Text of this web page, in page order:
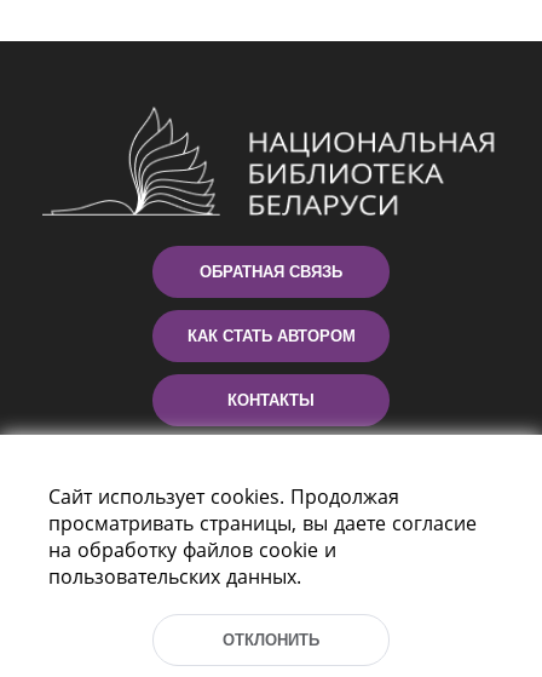
ОБРАТНАЯ СВЯЗЬ
КАК СТАТЬ АВТОРОМ
КОНТАКТЫ
Сайт использует cookies. Продолжая
просматривать страницы, вы даете согласие
на обработку файлов cookie и
пользовательских данных.
ОТКЛОНИТЬ